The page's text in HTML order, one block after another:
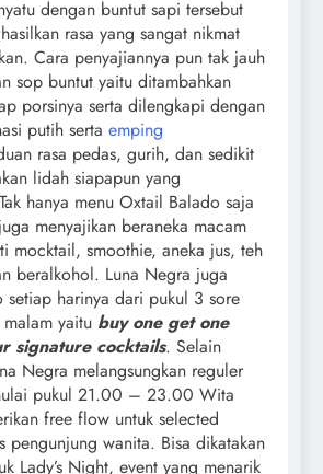
dengan buntut sapi tersebut
rasa yang sangat nikmat
Cara penyajiannya pun tak jauh
sop buntut yaitu ditambahkan
porsinya serta dilengkapi dengan
putih serta emping
rasa pedas, gurih, dan sedikit
lidah siapapun yang
hanya menu Oxtail Balado saja
menyajikan beraneka macam
mocktail, smoothie, aneka jus, teh
beralkohol. Luna Negra juga
setiap harinya dari pukul 3 sore
yaitu buy one get one
signature cocktails. Selain
Negra melangsungkan reguler
pukul 21.00 – 23.00 Wita
free flow untuk selected
pengunjung wanita. Bisa dikatakan
Lady’s Night, event yang menarik